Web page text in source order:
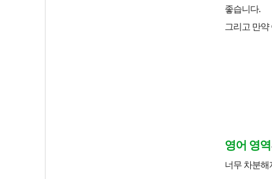
좋습니다.
그리고 만약
영어 영역
너무 차분해